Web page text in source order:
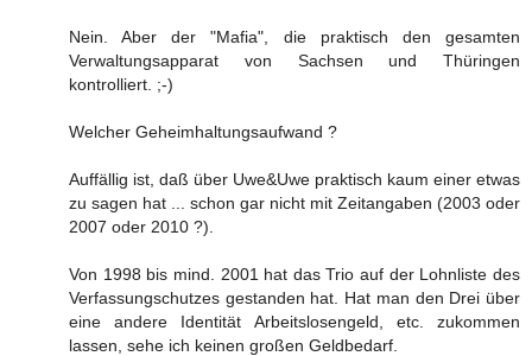
Nein. Aber der "Mafia", die praktisch den gesamten
Verwaltungsapparat von Sachsen und Thüringen
kontrolliert. ;-)
Welcher Geheimhaltungsaufwand ?
Auffällig ist, daß über Uwe&Uwe praktisch kaum einer etwas
zu sagen hat ... schon gar nicht mit Zeitangaben (2003 oder
2007 oder 2010 ?).
Von 1998 bis mind. 2001 hat das Trio auf der Lohnliste des
Verfassungschutzes gestanden hat. Hat man den Drei über
eine andere Identität Arbeitslosengeld, etc. zukommen
lassen, sehe ich keinen großen Geldbedarf.